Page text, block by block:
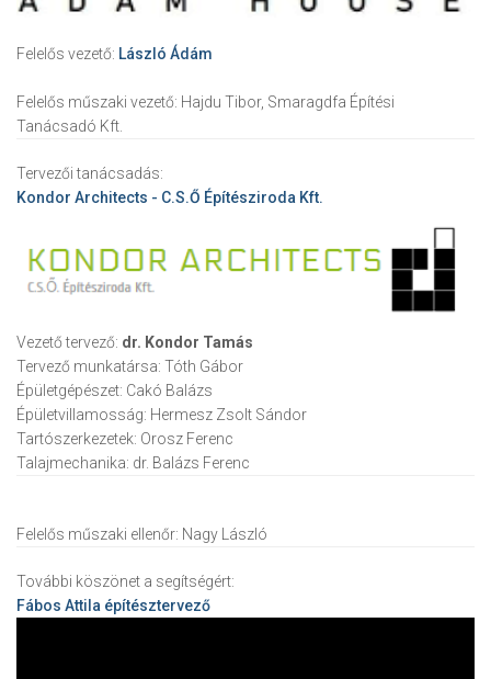
Felelős vezető: László Ádám
Felelős műszaki vezető: Hajdu Tibor, Smaragdfa Építési
Tanácsadó Kft.
Tervezői tanácsadás:
Kondor Architects - C.S.Ő Építésziroda Kft.
Vezető tervező: dr. Kondor Tamás
Tervező munkatársa: Tóth Gábor
Épületgépészet: Cakó Balázs
Épületvillamosság: Hermesz Zsolt Sándor
Tartószerkezetek: Orosz Ferenc
Talajmechanika: dr. Balázs Ferenc
Felelős műszaki ellenőr: Nagy László
További köszönet a segítségért:
Fábos Attila építésztervező